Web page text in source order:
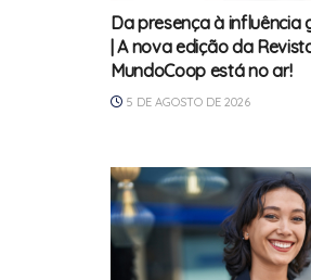
Da presença à influência
| A nova edição da
MundoCoop está no ar!
5 DE AGOSTO DE 2026